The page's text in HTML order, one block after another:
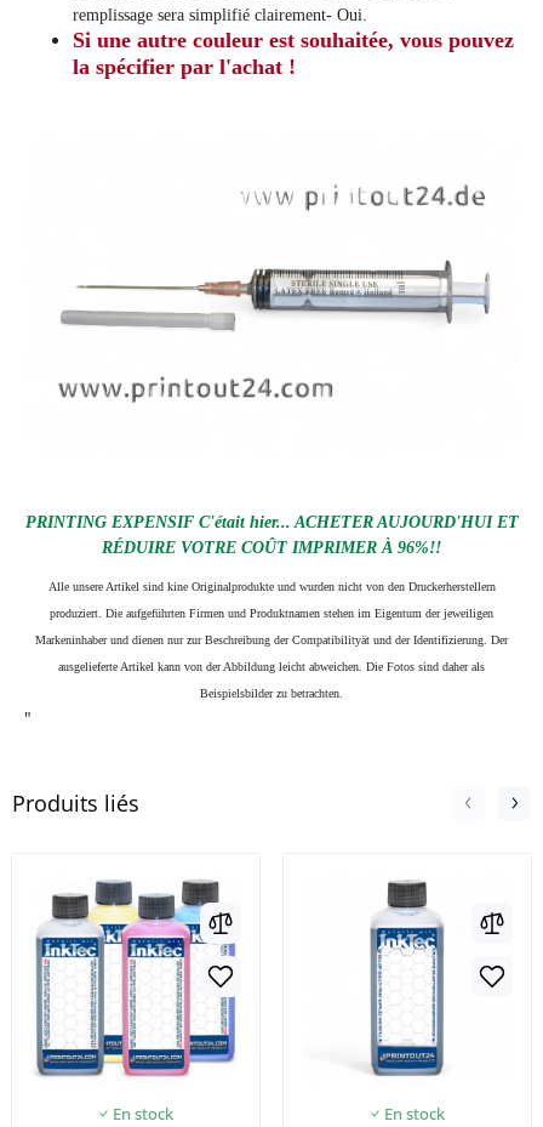
remplissage sera simplifié clairement- Oui.
Si une autre couleur est souhaitée, vous pouvez
la spécifier par l'achat !
PRINTING EXPENSIF C'était hier... ACHETER AUJOURD'HUI ET
RÉDUIRE VOTRE COÛT IMPRIMER À 96%!!
Alle unsere Artikel sind kine Originalprodukte und wurden nicht von den Druckerherstellern
produziert. Die aufgeführten Firmen und Produktnamen stehen im Eigentum der jeweiligen
Markeninhaber und dienen nur zur Beschreibung der Compatibilityät und der Identifizierung. Der
ausgelieferte Artikel kann von der Abbildung leicht abweichen. Die Fotos sind daher als
Beispielsbilder zu betrachten.
"
Produits liés
En stock
En stock